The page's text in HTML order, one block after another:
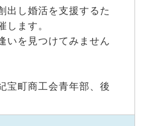
出し婚活を支援するた
します。
いを見つけてみません
宝町商工会青年部、後